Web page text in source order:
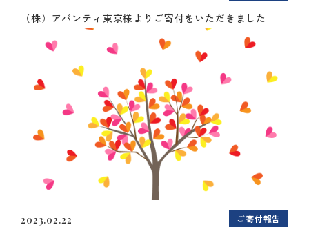
（株）アバンティ東京様よりご寄付をいただきました
2023.02.22 ご寄付報告